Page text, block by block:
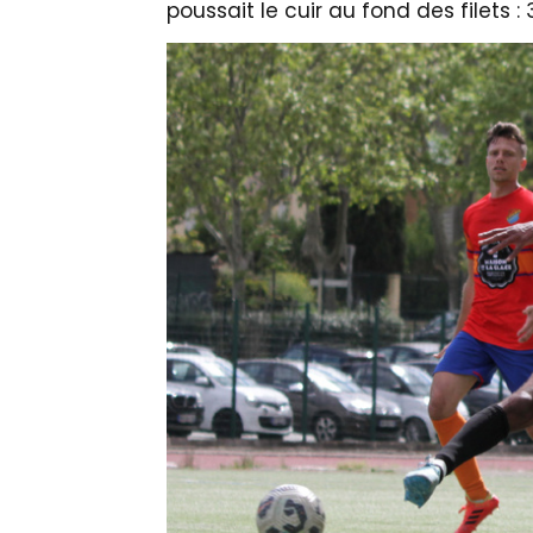
poussait le cuir au fond des filets :